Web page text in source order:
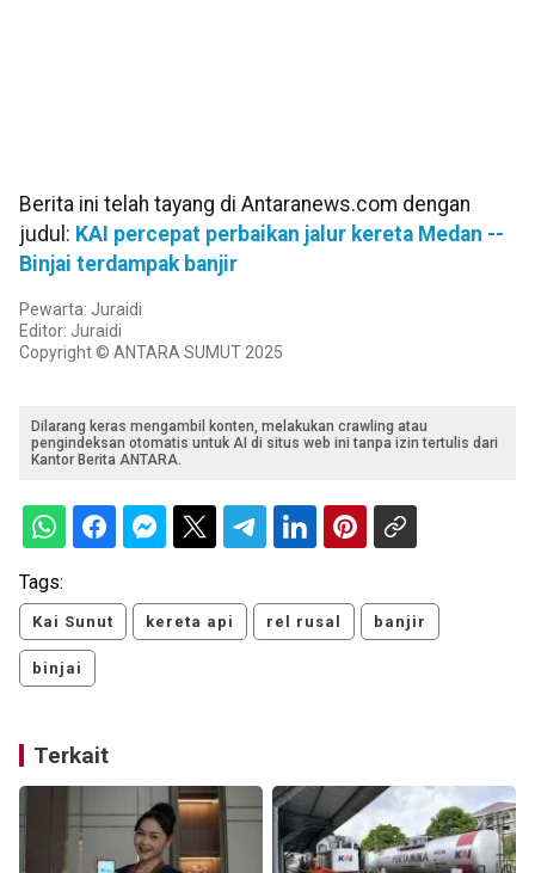
Berita ini telah tayang di Antaranews.com dengan
judul: KAI percepat perbaikan jalur kereta Medan --
Binjai terdampak banjir
Pewarta: Juraidi
Editor: Juraidi
Copyright © ANTARA SUMUT 2025
Dilarang keras mengambil konten, melakukan crawling atau
pengindeksan otomatis untuk AI di situs web ini tanpa izin tertulis dari
Kantor Berita ANTARA.
Tags:
Kai Sunut kereta api rel rusal banjir
binjai
Terkait